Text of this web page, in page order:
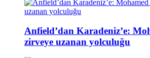
Anfield’dan Karadeniz’e:
zirveye uzanan yolculuğu